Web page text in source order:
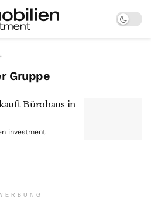
Gruppe
Bürohaus in
investment